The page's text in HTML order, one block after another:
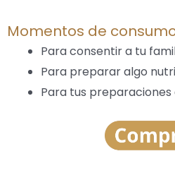
Momentos de
Para consentir a tu
Para preparar algo
Para tus preparaciones